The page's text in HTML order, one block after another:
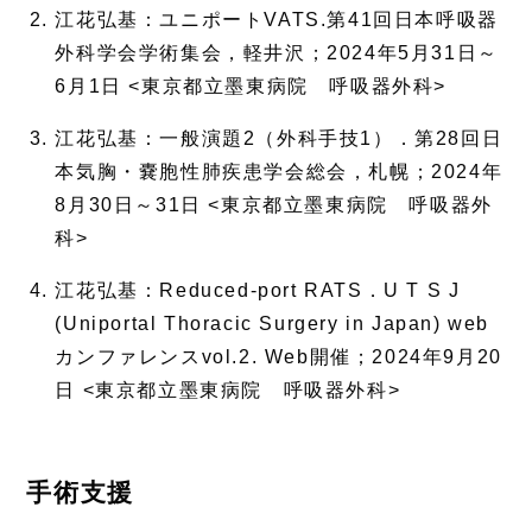
江花弘基：ユニポートVATS.第41回日本呼吸器
外科学会学術集会，軽井沢；2024年5月31日～
6月1日 <東京都立墨東病院 呼吸器外科>
江花弘基：一般演題2（外科手技1）．第28回日
本気胸・嚢胞性肺疾患学会総会，札幌；2024年
8月30日～31日 <東京都立墨東病院 呼吸器外
科>
江花弘基：Reduced-port RATS．U T S J
(Uniportal Thoracic Surgery in Japan) web
カンファレンスvol.2. Web開催；2024年9月20
日 <東京都立墨東病院 呼吸器外科>
手術支援